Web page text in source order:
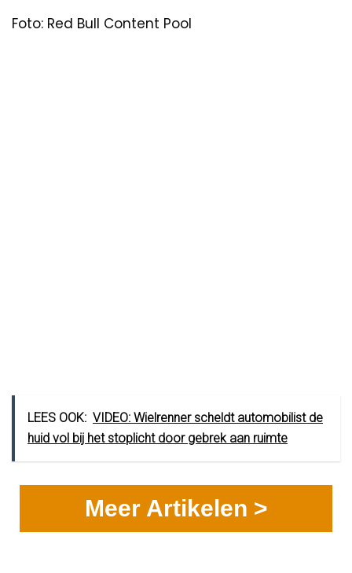
Foto: Red Bull Content Pool
LEES OOK: VIDEO: Wielrenner scheldt automobilist de
huid vol bij het stoplicht door gebrek aan ruimte
Meer Artikelen >